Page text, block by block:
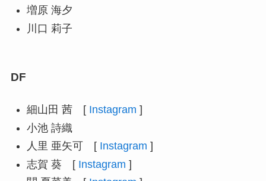
増原 海夕
川口 莉子
DF
細山田 茜 [Instagram ]
小池 詩織
人里 亜矢可 [ Instagram ]
志賀 葵 [Instagram ]